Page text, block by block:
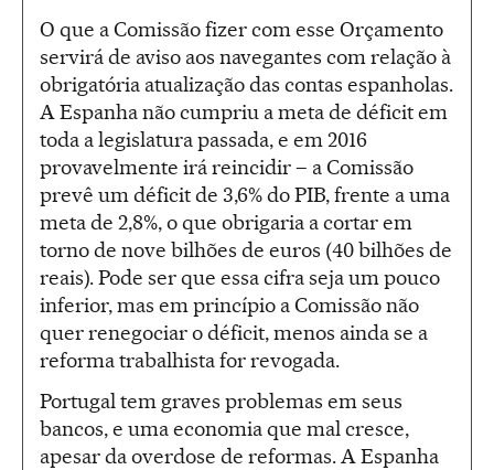
O que a Comissão fizer com esse Orçamento
servirá de aviso aos navegantes com relação à
obrigatória atualização das contas espanholas.
A Espanha não cumpriu a meta de déficit em
toda a legislatura passada, e em 2016
provavelmente irá reincidir – a Comissão
prevê um déficit de 3,6% do PIB, frente a uma
meta de 2,8%, o que obrigaria a cortar em
torno de nove bilhões de euros (40 bilhões de
reais). Pode ser que essa cifra seja um pouco
inferior, mas em princípio a Comissão não
quer renegociar o déficit, menos ainda se a
reforma trabalhista for revogada.
Portugal tem graves problemas em seus
bancos, e uma economia que mal cresce,
apesar da overdose de reformas. A Espanha